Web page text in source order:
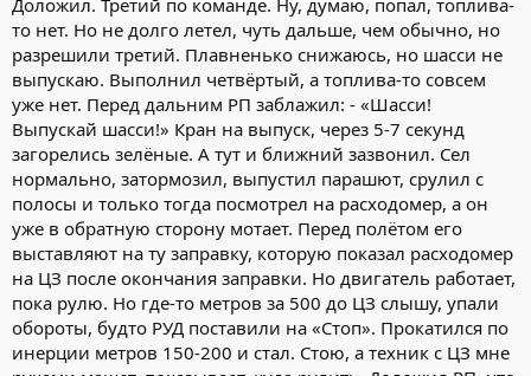
Доложил. Третий по команде. Ну, думаю, попал, топлива-
то нет. Но не долго летел, чуть дальше, чем обычно, но
разрешили третий. Плавненько снижаюсь, но шасси не
выпускаю. Выполнил четвёртый, а топлива-то совсем
уже нет. Перед дальним РП заблажил: - «Шасси!
Выпускай шасси!» Кран на выпуск, через 5-7 секунд
загорелись зелёные. А тут и ближний зазвонил. Сел
нормально, затормозил, выпустил парашют, срулил с
полосы и только тогда посмотрел на расходомер, а он
уже в обратную сторону мотает. Перед полётом его
выставляют на ту заправку, которую показал расходомер
на ЦЗ после окончания заправки. Но двигатель работает,
пока рулю. Но где-то метров за 500 до ЦЗ слышу, упали
обороты, будто РУД поставили на «Стоп». Прокатился по
инерции метров 150-200 и стал. Стою, а техник с ЦЗ мне